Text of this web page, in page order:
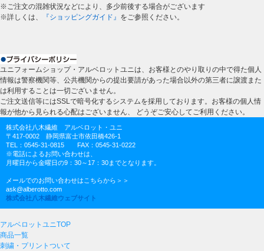
※ご注文の混雑状況などにより、多少前後する場合がございます
※詳しくは、
『ショッピングガイド』 をご参照ください。
ユニフォームショップ・アルベロットユニは、お客様とのやり取りの中で得た個人
情報は警察機関等、公共機関からの提出要請があった場合以外の第三者に譲渡また
は利用することは一切ございません。
ご注文送信等にはSSLで暗号化するシステムを採用しております。お客様の個人情
報が他から見られる心配はございません、 どうぞご安心してご利用ください。
株式会社八木繊維 アルベロット・ユニ
〒417-0002 静岡県富士市依田橋426-1
TEL：0545-31-0815 FAX：0545-31-0222
※電話によるお問い合わせは、
月曜日から金曜日の9：30～17：30までとなります。
メールでのお問い合わせはこちらから＞＞
ask@alberotto.com
株式会社八木繊維ウェブサイト
アルベロットユニTOP
商品一覧
刺繍・プリントついて